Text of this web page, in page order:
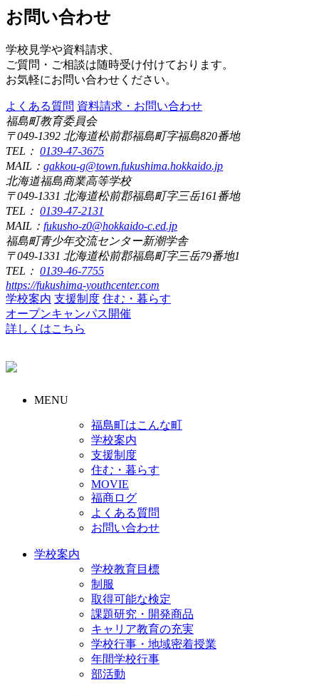
お問い合わせ
学校見学や資料請求、
ご質問・ご相談は随時受け付けております。
お気軽にお問い合わせください。
よくある質問 資料請求・お問い合わせ
福島町教育委員会
〒049-1392 北海道松前郡福島町字福島820番地
TEL： 0139-47-3675
MAIL： gakkou-g@town.fukushima.hokkaido.jp
北海道福島商業高等学校
〒049-1331 北海道松前郡福島町字三岳161番地
TEL： 0139-47-2131
MAIL： fukusho-z0@hokkaido-c.ed.jp
福島町青少年交流センター新潮学舎
〒049-1331 北海道松前郡福島町字三岳79番地1
TEL： 0139-46-7755
https://fukushima-youthcenter.com
学校案内 支援制度 住む・暮らす
オープンキャンパス開催
詳しくはこちら
MENU
福島町はこんな町
学校案内
支援制度
住む・暮らす
MOVIE
福商ログ
よくある質問
お問い合わせ
学校案内
学校教育目標
制服
取得可能な検定
課題研究・開発商品
キャリア教育の充実
学校行事・地域密着授業
年間学校行事
部活動